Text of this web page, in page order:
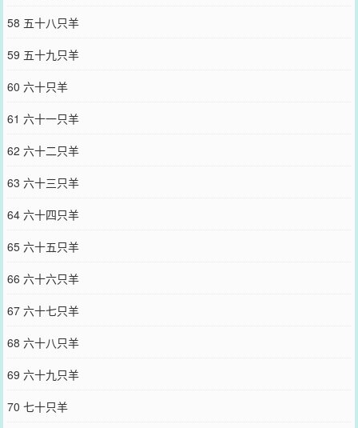
58 五十八只羊
59 五十九只羊
60 六十只羊
61 六十一只羊
62 六十二只羊
63 六十三只羊
64 六十四只羊
65 六十五只羊
66 六十六只羊
67 六十七只羊
68 六十八只羊
69 六十九只羊
70 七十只羊